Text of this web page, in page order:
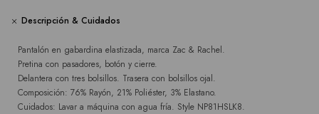
Descripción & Cuidados
Pantalón en gabardina elastizada, marca Zac & Rachel.
Pretina con pasadores, botón y cierre.
Delantera con tres bolsillos. Trasera con bolsillos ojal.
Composición: 76% Rayón, 21% Poliéster, 3% Elastano.
Cuidados: Lavar a máquina con agua fría. Style NP81HSLK8.